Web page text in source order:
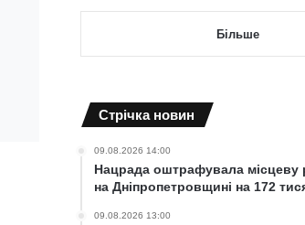
Більше
Cтрічка новин
09.08.2026 14:00
Нацрада оштрафувала місцеву
на Дніпропетровщині на 172
09.08.2026 13:00